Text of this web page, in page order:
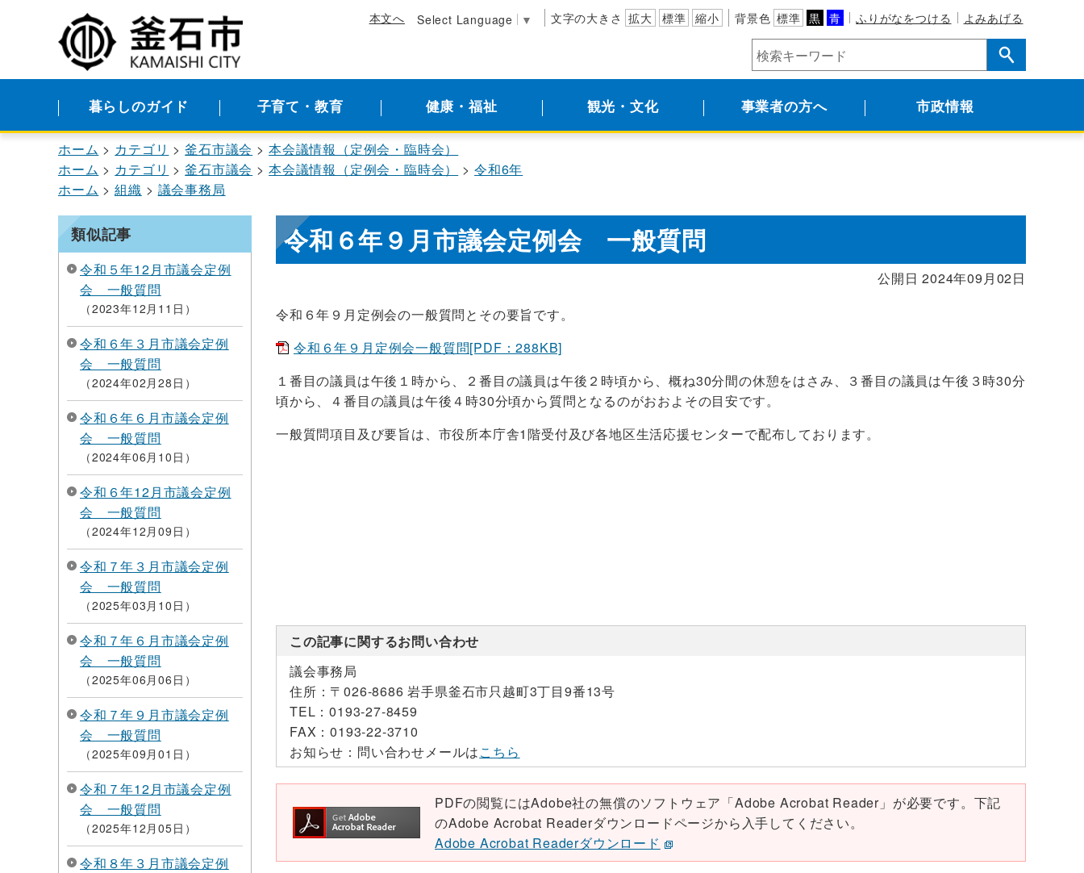
本文へ Select Language ▼ 文字の大きさ 拡大 標準 縮小 背景色 標準 黒 青 ふりがなをつける よみあげる
暮らしのガイド 子育て・教育 健康・福祉 観光・文化 事業者の方へ 市政情報
ホーム カテゴリ 釜石市議会
本会議情報（定例会・臨時会）
ホーム
カテゴリ 釜石市議会 本会議情報（定例会・臨時会）
令和6年
ホーム
組織 議会事務局
類似記事
令和５年12月市議会定例
会 一般質問
2023年12月11日
令和６年３月市議会定例
会 一般質問
2024年02月28日
令和６年６月市議会定例
会 一般質問
2024年06月10日
令和６年12月市議会定例
会 一般質問
2024年12月09日
令和７年３月市議会定例
会 一般質問
2025年03月10日
令和７年６月市議会定例
会 一般質問
2025年06月06日
令和７年９月市議会定例
会 一般質問
2025年09月01日
令和７年12月市議会定例
会 一般質問
2025年12月05日
令和８年３月市議会定例
令和６年９月市議会定例会 一般質問
公開日 2024年09月02日
令和６年９月定例会の一般質問とその要旨です。
令和６年９月定例会一般質問[PDF：288KB]
１番目の議員は午後１時から、２番目の議員は午後２時頃から、概ね30分間の休憩をはさみ、３番目の議員は午後３時30分
頃から、４番目の議員は午後４時30分頃から質問となるのがおおよその目安です。
一般質問項目及び要旨は、市役所本庁舎1階受付及び各地区生活応援センターで配布しております。
この記事に関するお問い合わせ
議会事務局
住所： 〒026-8686 岩手県釜石市只越町3丁目9番13号
TEL：0193-27-8459
FAX：0193-22-3710
お知らせ： 問い合わせメールはこちら
PDFの閲覧にはAdobe社の無償のソフトウェア「Adobe Acrobat Reader」が必要です。下記
のAdobe Acrobat Readerダウンロードページから入手してください。
Adobe Acrobat Readerダウンロード